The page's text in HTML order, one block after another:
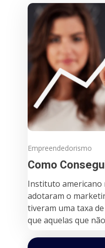
Empreendedorismo
Como
Instituto americano
adotaram o
tiveram uma taxa
que aquelas que